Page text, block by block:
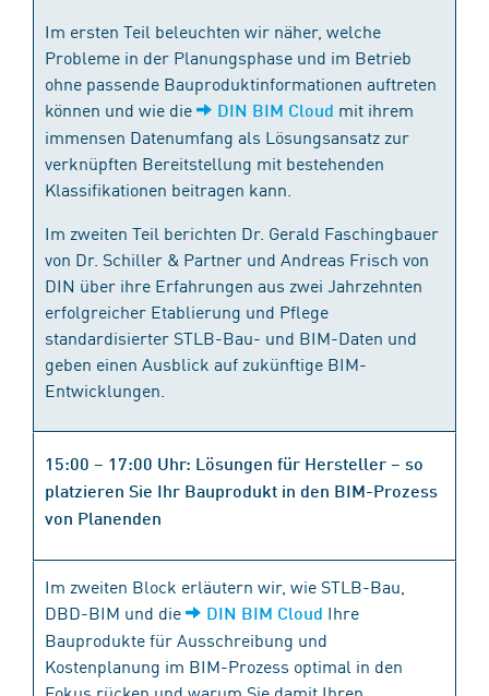
Im ersten Teil beleuchten wir näher, welche
Probleme in der Planungsphase und im Betrieb
ohne passende Bauproduktinformationen auftreten
können und wie die
DIN BIM Cloud mit ihrem
immensen Datenumfang als Lösungsansatz zur
verknüpften Bereitstellung mit bestehenden
Klassifikationen beitragen kann.
Im zweiten Teil berichten Dr. Gerald Faschingbauer
von Dr. Schiller & Partner und Andreas Frisch von
DIN über ihre Erfahrungen aus zwei Jahrzehnten
erfolgreicher Etablierung und Pflege
standardisierter STLB-Bau- und BIM-Daten und
geben einen Ausblick auf zukünftige BIM-
Entwicklungen.
15:00 – 17:00 Uhr: Lösungen für Hersteller – so
platzieren Sie Ihr Bauprodukt in den BIM-Prozess
von Planenden
Im zweiten Block erläutern wir, wie STLB-Bau,
DBD-BIM und die
DIN BIM Cloud Ihre
Bauprodukte für Ausschreibung und
Kostenplanung im BIM-Prozess optimal in den
Fokus rücken und warum Sie damit Ihren